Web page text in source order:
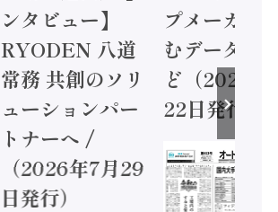
ンタビュー】
RYODEN 八道
常務 共創のソリ
ューションパー
トナーへ /
（2026年7月29
日発行）
プメーカー
むデータ活
ど（2026年
22日発行）